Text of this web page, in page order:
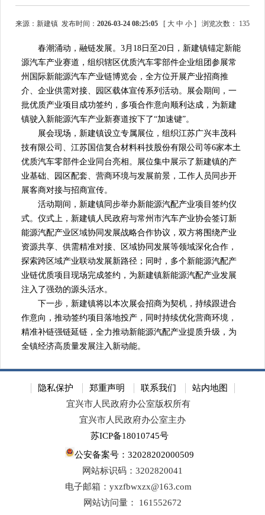
来源：新建镇 发布时间： 2026-03-24 08:25:05 [ 大 中 小 ] 浏览次数： 135
春潮涌动，融链发展。3月18日至20日，新建镇锚定新能
源汽车产业赛道，组织辖区优质汽车零部件企业组团参展常
州国际新能源汽车产业链博览会，全方位开展产业招商推
介、企业供需对接、园区载体宣传系列活动。展会期间，一
批优质产业项目成功签约，多项合作意向顺利达成，为新建
镇驶入新能源汽车产业新赛道按下了“加速键”。
展会现场，新建镇设立专属展位，组织江苏广兴丰茂科
技有限公司、江苏国信复合材料科技股份有限公司等6家本土
优质汽车零部件企业同台亮相。展位集中展示了新建镇的产
业基础、园区配套、营商环境与发展前景，工作人员同步开
展客商对接与招商宣传。
活动期间，新建镇同步举办新能源汽配产业项目签约仪
式。仪式上，新建镇人民政府与常州市汽车产业协会签订新
能源汽配产业区域协同发展战略合作协议，双方将围绕产业
资源共享、供需精准对接、区域协同发展等领域深化合作，
探索跨区域产业联动发展新路径；同时，多个新能源汽配产
业链优质项目现场完成签约，为新建镇新能源汽配产业发展
注入了强劲的源头活水。
下一步，新建镇将以本次展会招商为契机，持续跟进合
作意向，推动签约项目落地投产，同时持续优化营商环境，
精准补链强链延链，全力推动新能源汽配产业提质升级，为
全镇经济高质量发展注入新动能。
隐私保护 郑重声明 联系我们
站内地图
宜兴市人民政府办公室版权所有
宜兴市人民政府办公室主办
苏ICP备18010745号
公安备案号：32028202000509
网站标识码：3202820041
电子邮箱：yxzfbwxzx@163.com
网站访问量：
161552672